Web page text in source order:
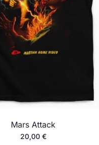
Mars Attack
20,00 €